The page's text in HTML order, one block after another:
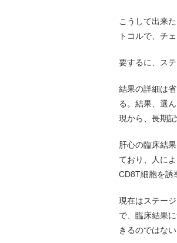
こうして出来
トコルで、チ
要するに、ス
結果の詳細は
る。結果、選
現から、長期
肝心の臨床結
ており、人に
CD8T細胞を誘
現在はステー
で、臨床結果
きるのではない